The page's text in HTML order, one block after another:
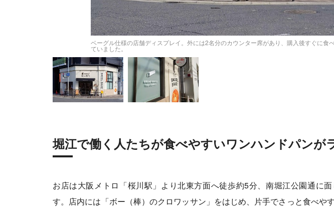
ベーグル仕様の店舗ディスプレイ。外には2名分のカウンター席があり、購入後すぐに食
ていました。
堀江で働く人たちが食べやすいワンハンドパンが
お店は大阪メトロ「桜川駅」より北東方面へ徒歩約5分、南堀江公園通に
す。店内には「ボー（棒）のクロワッサン」をはじめ、片手でさっと食べや